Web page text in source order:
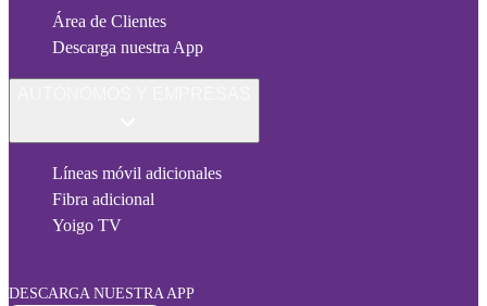
Área de Clientes
Descarga nuestra App
Líneas móvil adicionales
Fibra adicional
Yoigo TV
DESCARGA NUESTRA APP